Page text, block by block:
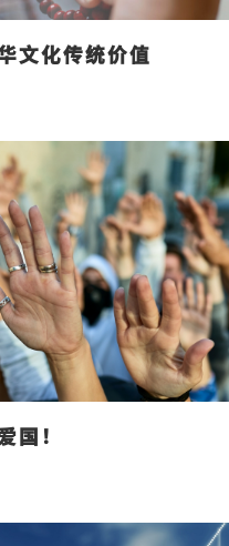
文化传统价值
国！